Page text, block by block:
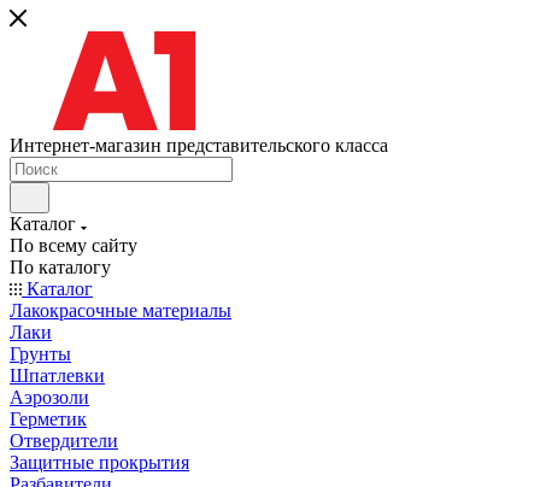
Интернет-магазин представительского класса
Каталог
По всему сайту
По каталогу
Каталог
Лакокрасочные материалы
Лаки
Грунты
Шпатлевки
Аэрозоли
Герметик
Отвердители
Защитные прокрытия